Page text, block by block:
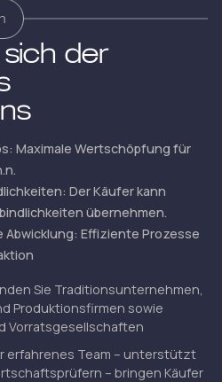
der
Maximale Wertschöpfung für
Der Käufer kann
übernehmen.
Effiziente Prozesse
Sie Traditionsunternehmen,
Produktionsfirmen sowie
Vorratsgesellschaften
erfahrenes Team – unterstützt
– bringen Käufer